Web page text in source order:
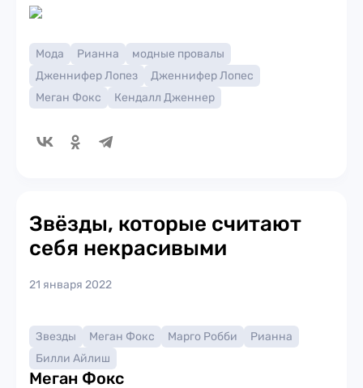
Мода Рианна
модные провалы
Дженнифер Лопез
Дженнифер Лопес
Меган Фокс
Кендалл Дженнер
Звёзды, которые считают
себя некрасивыми
21 января 2022
Звезды Меган Фокс Марго Робби
Рианна
Билли Айлиш
Меган Фокс